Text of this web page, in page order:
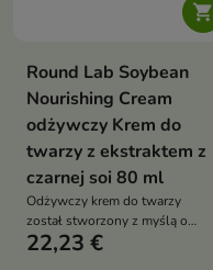

Round Lab Soybean
Nourishing Cream
odżywczy Krem do
twarzy z ekstraktem z
czarnej soi 80 ml
Odżywczy krem do twarzy
został stworzony z myślą o
skórze suchej, mieszanej,
22,23 €